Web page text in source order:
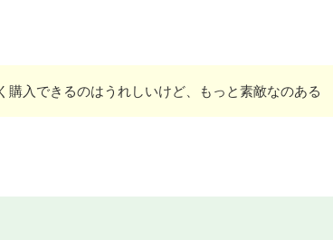
購入できるのはうれしいけど、もっと素敵なのある